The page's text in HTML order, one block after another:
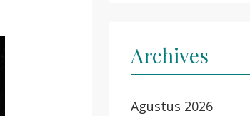
Archives
Agustus 2026